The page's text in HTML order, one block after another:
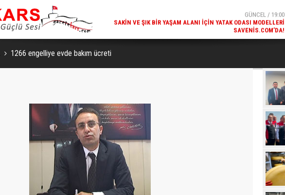
GÜNCEL / 18:38
KARS'IN TURIZM POTANSIYELI BAKÜ'DE TANITILDI
1266 engelliye evde bakım ücreti